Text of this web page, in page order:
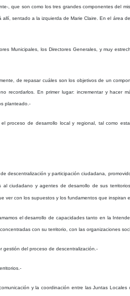
que son como los tres grandes componentes del
sentado a la izquierda de Marie Claire. En el área
Municipales, los Directores Generales, y muy
de repasar cuáles son los objetivos de un
En primer lugar: incrementar y hacer
planteado.-
proceso de desarrollo local y regional, tal como
y participación ciudadana,
ciudadano y agentes de desarrollo de sus
ver con los supuestos y los fundamentos que inspiran
el desarrollo de capacidades tanto en la
con su territorio, con las organizaciones
gestión del proceso de descentralización.-
y la coordinación entre las Juntas